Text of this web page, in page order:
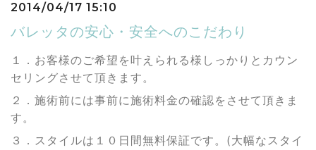
2014/04/17 15:10
バレッタの安心・安全へのこだわり
１．お客様のご希望を叶えられる様しっかりとカウン
セリングさせて頂きます。
２．施術前には事前に施術料金の確認をさせて頂きま
す。
３．スタイルは１０日間無料保証です。(大幅なスタイ